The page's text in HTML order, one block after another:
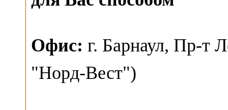
Офис: г. Барнаул, Пр-т
"Норд-Вест")